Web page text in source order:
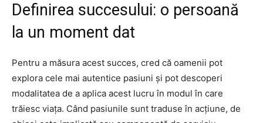
Definirea succesului: o persoană
la un moment dat
Pentru a măsura acest succes, cred că oamenii pot
explora cele mai autentice pasiuni și pot descoperi
modalitatea de a aplica acest lucru în modul în care
trăiesc viața. Când pasiunile sunt traduse în acțiune, de